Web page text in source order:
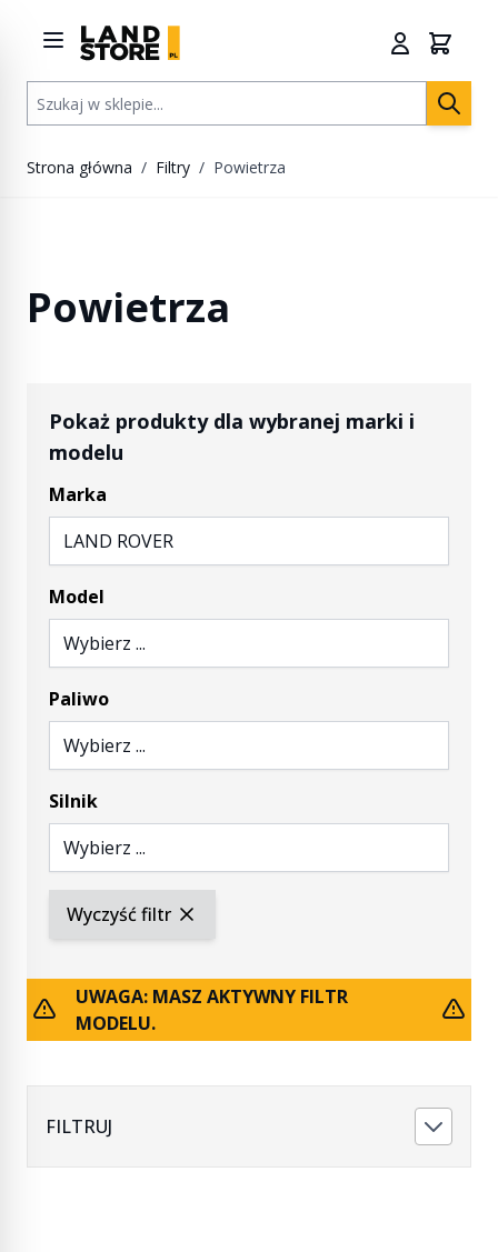
Szukaj w sklepie...
Strona główna / Filtry / Powietrza
Powietrza
Pokaż produkty dla wybranej marki i
modelu
Marka
LAND ROVER
Model
Wybierz ...
Paliwo
Wybierz ...
Silnik
Wybierz ...
Wyczyść filtr
UWAGA: MASZ AKTYWNY FILTR
MODELU.
FILTRUJ